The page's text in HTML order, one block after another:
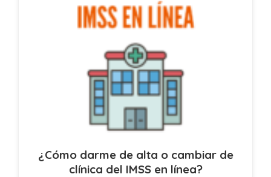
¿Cómo darme de alta o cambiar de
clínica del IMSS en línea?